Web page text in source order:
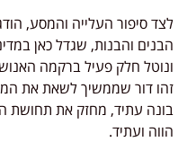
לצד סיפור העלייה והמסע,
הבנים והבנות, שגדל כאן
ונוטל חלק פעיל ברקמה
זהו דור שממשיך לשאת את
בונה עתיד, מחזק את תחושת
הווה ועתיד.